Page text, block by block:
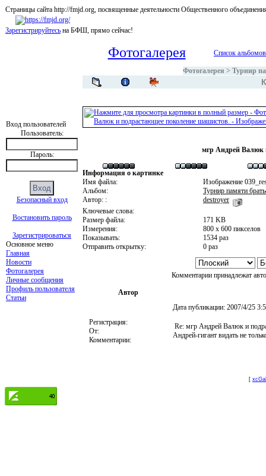
Страницы сайта http://fmjd.org, посвященные деятельности Общественного
Зарегистрируйтесь на БФШ, прямо сейчас!
Вход пользователей
Пользователь:
Пароль:
Безопасный вход
Востановить пароль
Зарегистрироваться
Основное меню
Главная
Новости
Фотогалерея
Личные сообщения
Профиль пользователя
Статьи
Фотогалерея Список альбомов
Фотогалерея > Турнир
мгр Андрей Валюк
Информация о картинке
Имя файла:
Изображение
Альбом:
Турнир памяти
Автор: :
destroyer
Ключевые слова:
Размер файла:
171 KB
Измерения:
800 x 600 пикселов
Показывать:
1534 раз
Отправить открытку:
0 раз
Комментарии принадлежат
Автор
Дата публикации: 2007/4/25
Регистрация:
От:
Комментарии:
Re: мгр Андрей Валюк и
Андрей-гигант видать не
[